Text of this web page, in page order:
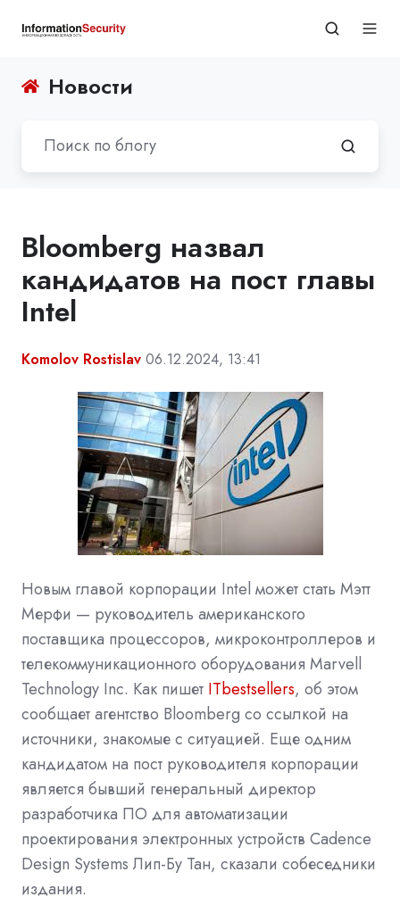
Новости
Bloomberg назвал
кандидатов на пост главы
Intel
Komolov Rostislav 06.12.2024, 13:41
Новым главой корпорации Intel может стать Мэтт
Мерфи — руководитель американского
поставщика процессоров, микроконтроллеров и
телекоммуникационного оборудования Marvell
Technology Inc. Как пишет ITbestsellers, об этом
сообщает агентство Bloomberg со ссылкой на
источники, знакомые с ситуацией. Еще одним
кандидатом на пост руководителя корпорации
является бывший генеральный директор
разработчика ПО для автоматизации
проектирования электронных устройств Cadence
Design Systems Лип-Бу Тан, сказали собеседники
издания.